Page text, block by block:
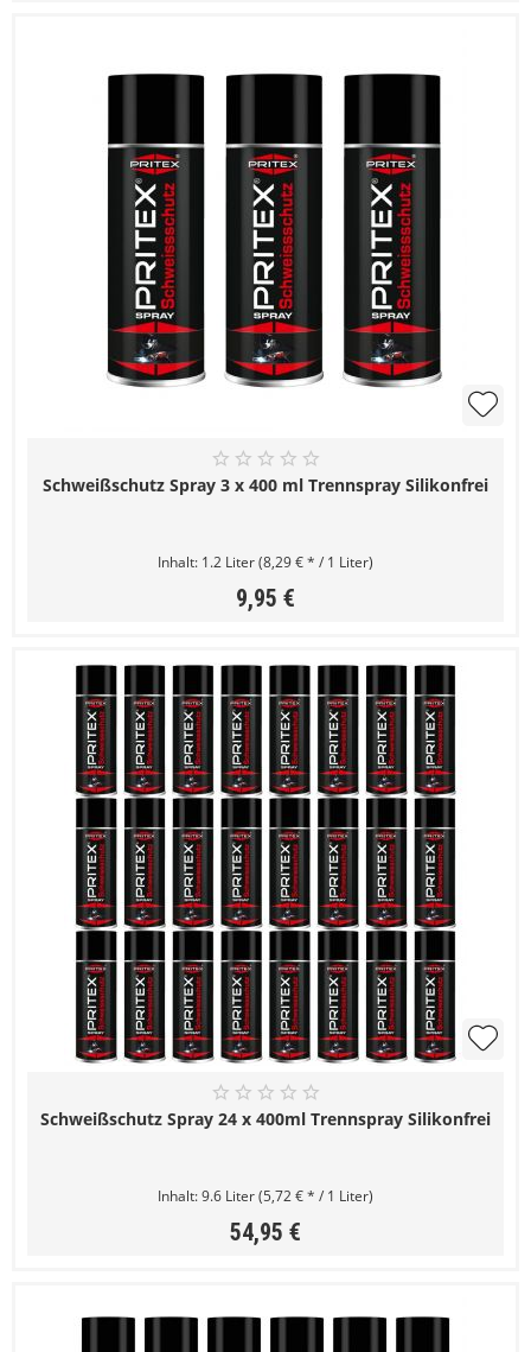
Schweißschutz Spray 3 x 400 ml Trennspray Silikonfrei
Inhalt: 1.2 Liter(8,29 € * / 1 Liter)
9,95 €
Schweißschutz Spray 24 x 400ml Trennspray Silikonfrei
Inhalt:9.6 Liter(5,72 € * / 1 Liter)
54,95 €